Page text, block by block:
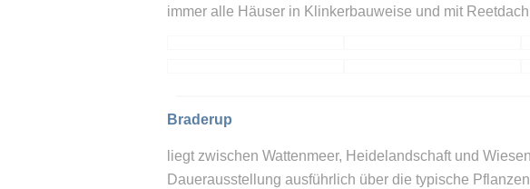
immer alle Häuser in Klinkerbauweise und mit
Braderup
liegt zwischen Wattenmeer, Heidelandschaft und
Dauerausstellung ausführlich über die typische